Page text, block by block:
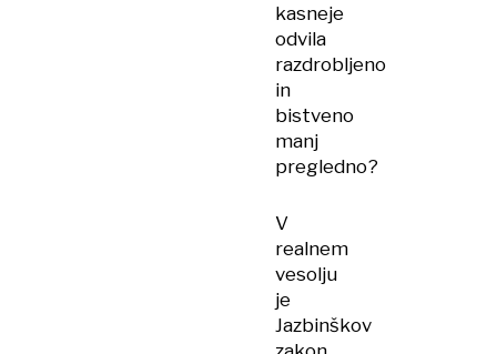
kasneje
odvila
razdrobljeno
in
bistveno
manj
pregledno?
V
realnem
vesolju
je
Jazbinškov